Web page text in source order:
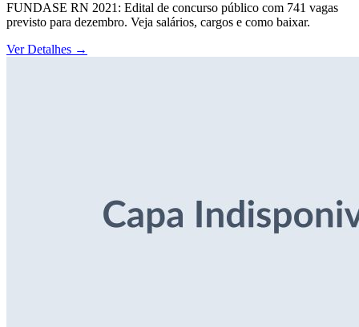
FUNDASE RN 2021: Edital de concurso público com 741 vagas
previsto para dezembro. Veja salários, cargos e como baixar.
Ver Detalhes →